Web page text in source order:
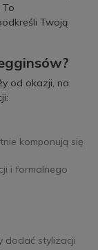
Twoją
od okazji, na
komponują się
i formalnego
dodać stylizacji